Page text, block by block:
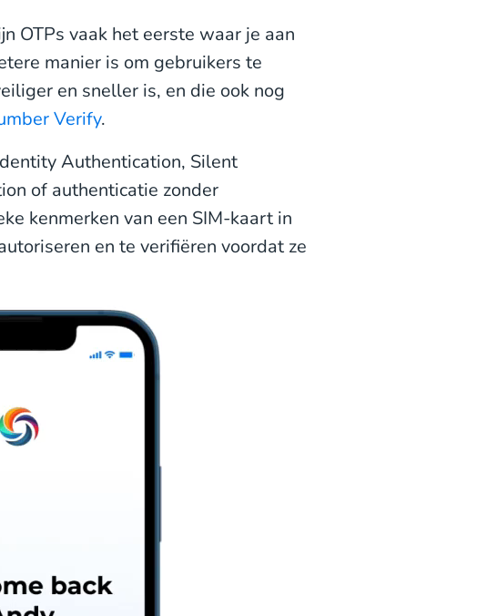
OTPs vaak het eerste waar je aan
manier is om gebruikers te
en sneller is, en die ook nog
Verify.
Authentication, Silent
of authenticatie zonder
kenmerken van een SIM-kaart in
en te verifiëren voordat ze